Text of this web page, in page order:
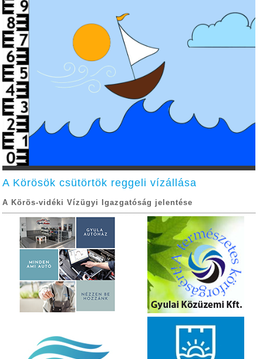
A Körösök csütörtök reggeli vízállása
A Körös-vidéki Vízügyi Igazgatóság jelentése